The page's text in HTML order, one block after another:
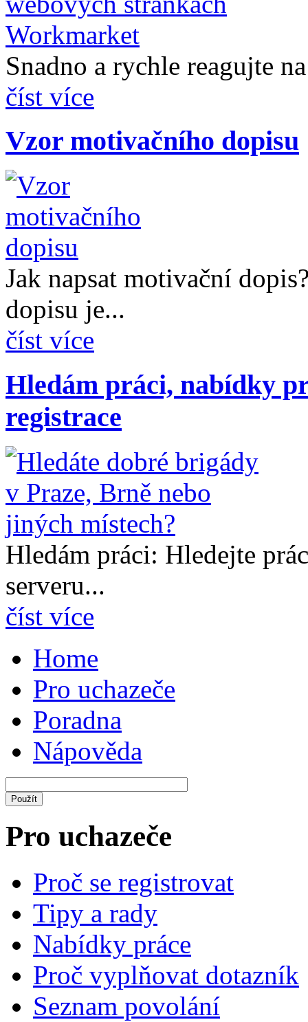
Snadno a rychle reagujte
číst více
Vzor motivačního dopisu
Jak napsat motivační
dopisu je...
číst více
Hledám práci, nabídky
registrace
Hledám práci: Hledejte
serveru...
číst více
Home
Pro uchazeče
Poradna
Nápověda
Pro uchazeče
Proč se registrovat
Tipy a rady
Nabídky práce
Proč vyplňovat dotazník
Seznam povolání